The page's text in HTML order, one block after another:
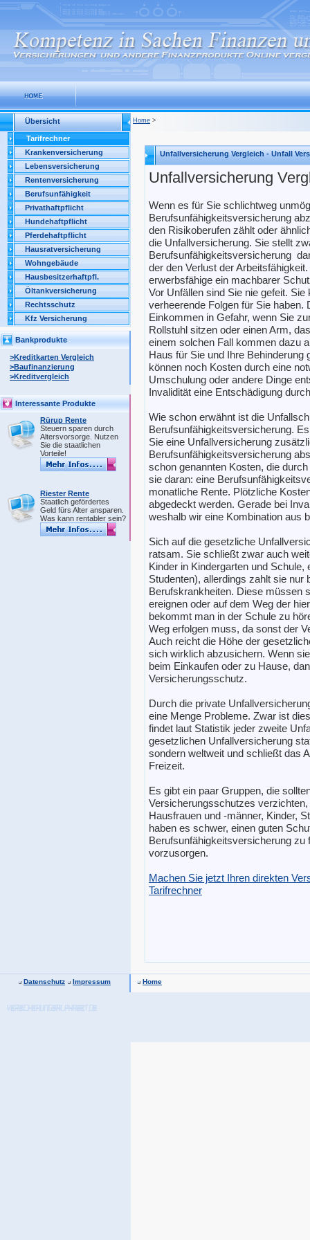
Übersicht Home >
Tarifrechner
Krankenversicherung
Lebensversicherung
Rentenversicherung
Berufsunfähigkeit
Privathaftpflicht
Hundehaftpflicht
Pferdehaftpflicht
Hausratversicherung
Wohngebäude
Hausbesitzerhaftpfl.
Öltankversicherung
Rechtsschutz
Kfz Versicherung
Bankprodukte
>Kreditkarten Vergleich
>Baufinanzierung
>Kreditvergleich
Interessante Produkte
Rürup Rente
Steuern sparen durch
Altersvorsorge. Nutzen
Sie die staatlichen
Vorteile!
Riester Rente
Staatlich gefördertes
Geld fürs Alter ansparen.
Was kann rentabler sein?
Unfallversicherung Vergleich - Unfall
Unfallversicherung
Wenn es für Sie schlichtweg
Berufsunfähigkeitsversicherung
den Risikoberufen zählt oder
die Unfallversicherung. Sie stellt
Berufsunfähigkeitsversicherung
der den Verlust der
erwerbsfähige ein machbarer
Vor Unfällen sind Sie nie gefeit.
verheerende Folgen für Sie haben.
Einkommen in Gefahr, wenn Sie
Rollstuhl sitzen oder einen Arm,
einem solchen Fall kommen dazu
Haus für Sie und Ihre
können noch Kosten durch eine
Umschulung oder andere Dinge
Invalidität eine Entschädigung
Wie schon erwähnt ist die
Berufsunfähigkeitsversicherung.
Sie eine Unfallversicherung
Berufsunfähigkeitsversicherung
schon genannten Kosten, die
sie daran: eine
monatliche Rente. Plötzliche
abgedeckt werden. Gerade bei
weshalb wir eine Kombination aus
Sich auf die gesetzliche
ratsam. Sie schließt zwar auch
Kinder in Kindergarten und
Studenten), allerdings zahlt sie nur
Berufskrankheiten. Diese müssen
ereignen oder auf dem Weg der
bekommt man in der Schule zu
Weg erfolgen muss, da sonst der
Auch reicht die Höhe der
sich wirklich abzusichern. Wenn
beim Einkaufen oder zu Hause,
Versicherungsschutz.
Durch die private
eine Menge Probleme. Zwar ist
findet laut Statistik jeder zweite
gesetzlichen Unfallversicherung
sondern weltweit und schließt das
Freizeit.
Es gibt ein paar Gruppen, die
Versicherungsschutzes
Hausfrauen und -männer, Kinder,
haben es schwer, einen guten
Berufsunfähigkeitsversicherung zu
vorzusorgen.
Machen Sie jetzt Ihren direkten
Tarifrechner
Datenschutz Impressum Home